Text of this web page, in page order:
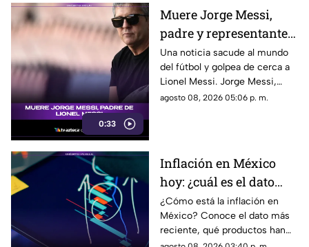
convertirse en una forma de
censura impulsada desde el
Gobierno Federal.
0:33
Muere Jorge Messi,
padre y representante
de Lionel Messi
Una noticia sacude al mundo
del fútbol y golpea de cerca a
Lionel Messi. Jorge Messi,
padre y representante del astro
agosto 08, 2026 05:06 p. m.
Inflación en México
hoy: ¿cuál es el dato
actual?
¿Cómo está la inflación en
México? Conoce el dato más
reciente, qué productos han